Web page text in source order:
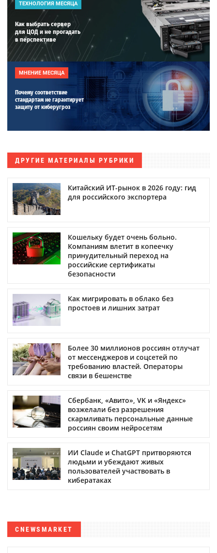
ТЕХНОЛОГИЯ МЕСЯЦА
Как выбрать сервер
для ЦОД и не прогадать
в перспективе
МНЕНИЕ МЕСЯЦА
Почему соответствие
стандартам не гарантирует
защиту от киберугроз
ДРУГИЕ МАТЕРИАЛЫ РУБРИКИ
Китайский ИТ-рынок в 2026 году: гид
для российского экспортера
Кошельку будет очень больно.
Компаниям влетит в копеечку
принудительный переход на
российские сертификаты
безопасности
Как мигрировать в облако без
простоев и лишних затрат
Более 30 миллионов россиян отлучат
от мессенджеров и соцсетей по
требованию властей. Операторы
связи в бешенстве
Сбербанк, «Авито», VK и «Яндекс»
возжелали без разрешения
скармливать персональные данные
россиян своим нейросетям
ИИ Claude и ChatGPT притворяются
людьми и убеждают живых
пользователей участвовать в
кибератаках
CNEWSMARKET